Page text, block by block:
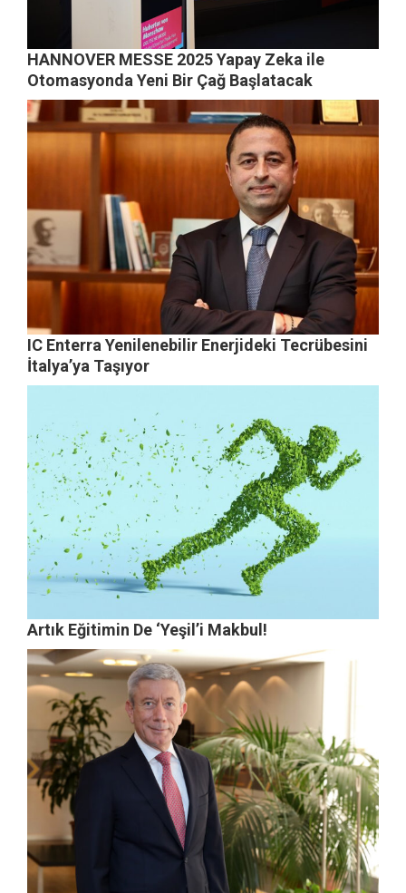
HANNOVER MESSE 2025 Yapay Zeka ile
Otomasyonda Yeni Bir Çağ Başlatacak
IC Enterra Yenilenebilir Enerjideki Tecrübesini
İtalya’ya Taşıyor
Artık Eğitimin De ‘Yeşil’i Makbul!